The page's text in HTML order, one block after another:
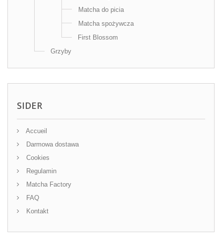
Matcha do picia
Matcha spożywcza
First Blossom
Grzyby
SIDER
Accueil
Darmowa dostawa
Cookies
Regulamin
Matcha Factory
FAQ
Kontakt